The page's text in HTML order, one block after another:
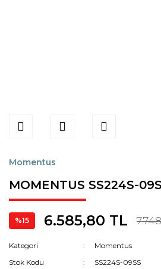
Momentus
MOMENTUS SS224S-
%15 6.585,80 TL
Kategori
Momentus
Stok Kodu
SS224S-09SS